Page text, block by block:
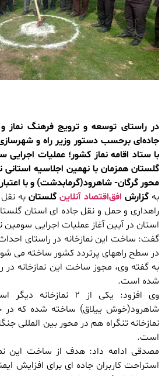
در راستای توسعه و ترویج فرهنگ نماز و
جاده‌ای برحسب دستور وزیر راه و
با ستاد اقامه نماز کشور؛ عملیات اجرایی
گلستان همزمان با نهمین اجلاسیه استانی
محور گرگان- شاهرود(گرمابدشت) و با اعتبار ۸۰ میلیارد ریال آغاز شد.
به گزارش افق‌اقتصاد آنلاینگلستانبه نقل
راهداری و حمل و نقل جاده ای استان
استان در آیین آغاز عملیات اجرایی سومین
در سطح راههای پرتردد کشور ساخته می
به گفته وی، مجوز ساخت این نمازخانه
شده است.
وی افزود: یکی از ۲
شاهرود(خوش ییلاق) ساخته شده که در
نمازخانه تنگراه هم در محور بین المللی
است.
مصدقی ادامه داد: هدف از ساخت این
استراحت کاربران جاده ای برای افزایش